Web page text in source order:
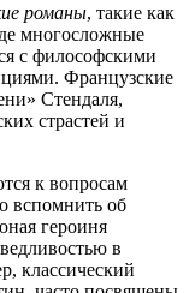
романы, такие как
многосложные
с философскими
Французские
Стендаля,
страстей и
к вопросам
вспомнить об
героиня
в
классический